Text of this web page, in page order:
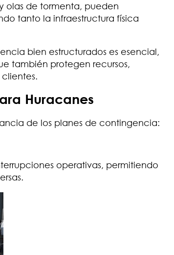
olas de tormenta, pueden
tanto la infraestructura física
bien estructurados es esencial,
también protegen recursos,
Huracanes
de los planes de contingencia:
operativas, permitiendo